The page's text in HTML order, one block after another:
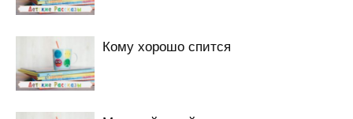
Кому хорошо спится